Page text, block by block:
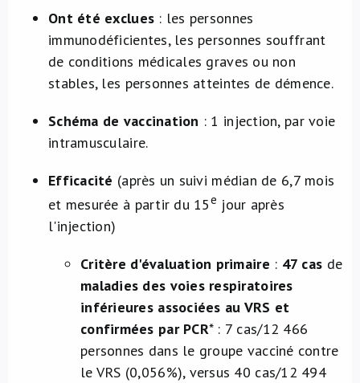
Ont été exclues : les personnes
immunodéficientes, les personnes souffrant
de conditions médicales graves ou non
stables, les personnes atteintes de démence.
Schéma de vaccination : 1 injection, par voie
intramusculaire.
Efficacité (après un suivi médian de 6,7 mois
et mesurée à partir du 15e jour après
l'injection)
Critère d'évaluation primaire : 47 cas de
maladies des voies respiratoires
inférieures associées au VRS et
confirmées par PCR* : 7 cas/12 466
personnes dans le groupe vacciné contre
le VRS (0,056%), versus 40 cas/12 494